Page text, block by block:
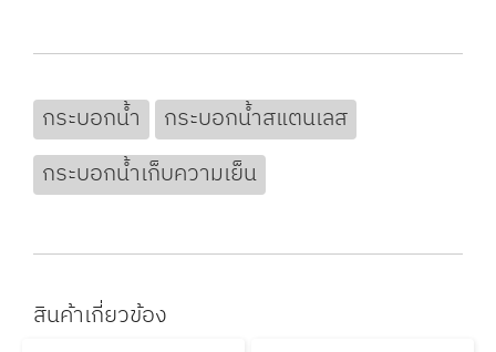
กระบอกน้ำ
กระบอกน้ำสแตนเลส
กระบอกน้ำเก็บความเย็น
สินค้าเกี่ยวข้อง